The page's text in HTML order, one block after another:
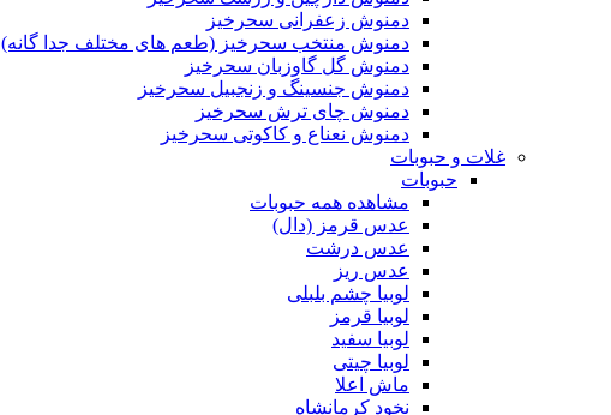
دمنوش زعفرانی سحرخیز
دمنوش منتخب سحرخیز (طعم های مختلف جدا گانه)
دمنوش گل گاوزبان سحرخیز
دمنوش جنسینگ و زنجبیل سحرخیز
دمنوش چای ترش سحرخیز
دمنوش نعناع و کاکوتی سحرخیز
غلات و حبوبات
حبوبات
مشاهده همه حبوبات
عدس قرمز (دال)
عدس درشت
عدس ریز
لوبیا چشم بلبلی
لوبیا قرمز
لوبیا سفید
لوبیا چیتی
ماش اعلا
نخود کرمانشاه